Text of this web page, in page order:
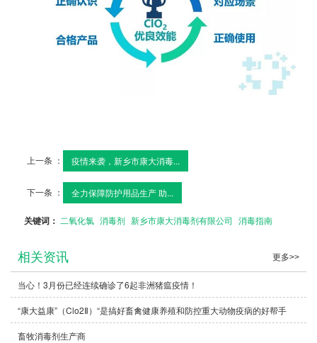
上一条 ： 疫情来袭，新乡市康大消毒...
下一条 ： 全力保障防护用品生产 助...
关键词：二氧化氯 消毒剂 新乡市康大消毒剂有限公司 消毒指南
相关资讯 更多>>
当心！3月份已经连续确诊了6起非洲猪瘟疫情！
“康大益康”（Clo2Ⅱ）“是搞好畜禽健康养殖和防控重大动物疫病的好帮手
畜牧消毒剂生产商